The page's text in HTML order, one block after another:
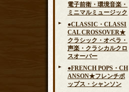
電子前衛・環境音楽・
ミニマルミュージック
●CLASSIC・CLASSI
CAL CROSSOVER★
クラシック・オペラ・
声楽・クラシカルクロ
スオーバー
●FRENCH POPS・CH
ANSON★フレンチポ
ップス・シャンソン